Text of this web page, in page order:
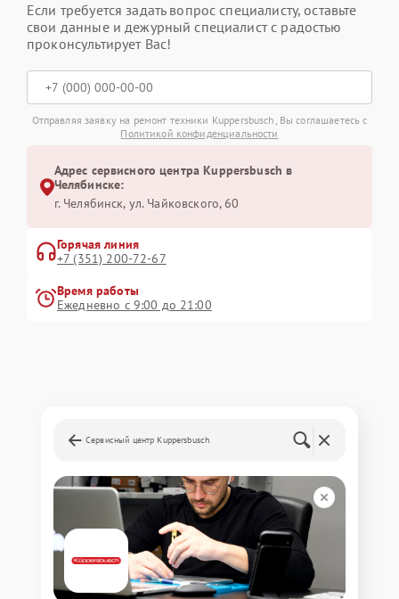
Если требуется задать вопрос специалисту, оставьте
свои данные и дежурный специалист с радостью
проконсультирует Вас!
Отправляя заявку на ремонт техники Kuppersbusch, Вы соглашаетесь с
Политикой конфиденциальности
Адрес сервисного центра Kuppersbusch в
Челябинске:
г. Челябинск, ул. Чайковского, 60
Горячая линия
+7 (351) 200-72-67
Время работы
Ежедневно с 9:00 до 21:00
Сервисный центр Kuppersbusch